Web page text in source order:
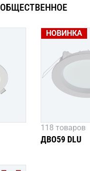
ОБЩЕСТВЕННОЕ
НОВИНКА
118 товаров
ДВО59 DLU